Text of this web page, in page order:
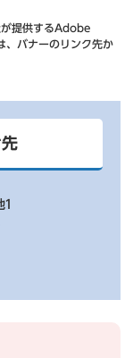
が提供するAdobe
バナーのリンク先か